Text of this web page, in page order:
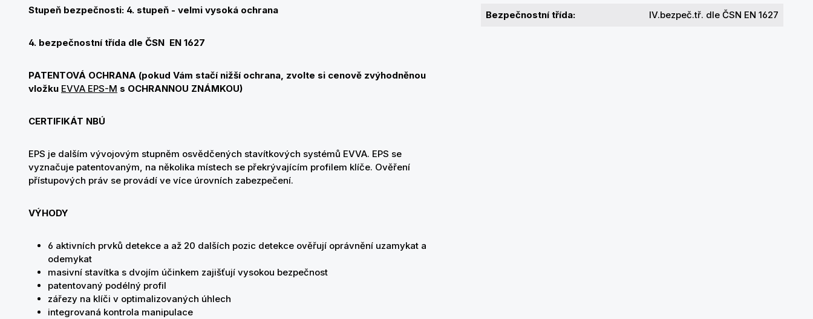
Stupeň bezpečnosti: 4. stupeň - velmi vysoká ochrana
4. bezpečnostní třída dle ČSN EN 1627
PATENTOVÁ OCHRANA (pokud Vám stačí nižší ochrana, zvolte si cenově zvýhodněnou
vložku EVVA EPS-M s OCHRANNOU ZNÁMKOU)
CERTIFIKÁT NBÚ
EPS je dalším vývojovým stupněm osvědčených stavítkových systémů EVVA. EPS se
vyznačuje patentovaným, na několika místech se překrývajícím profilem klíče. Ověření
přístupových práv se provádí ve více úrovních zabezpečení.
VÝHODY
6 aktivních prvků detekce a až 20 dalších pozic detekce ověřují oprávnění uzamykat a
odemykat
masivní stavítka s dvojím účinkem zajišťují vysokou bezpečnost
patentovaný podélný profil
zářezy na klíči v optimalizovaných úhlech
integrovaná kontrola manipulace
Bezpečnostní třída: IV.bezpeč.tř. dle ČSN EN 1627